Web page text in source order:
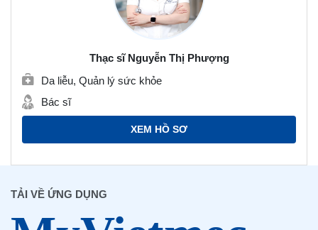
Thạc sĩ Nguyễn Thị Phượng
Da liễu, Quản lý sức khỏe
Bác sĩ
XEM HỒ SƠ
TẢI VỀ ỨNG DỤNG